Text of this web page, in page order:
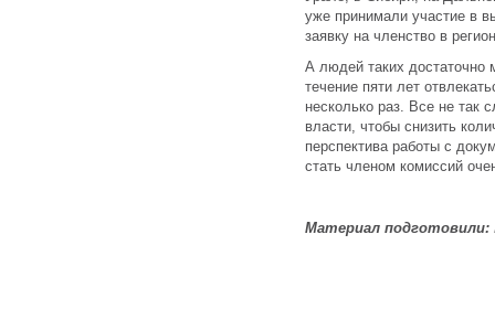
уже принимали участие в
заявку на членство в
А людей таких достаточно
течение пяти лет
несколько раз. Все не так
власти, чтобы снизить
перспектива работы с
стать членом комиссий
Материал подготовили: